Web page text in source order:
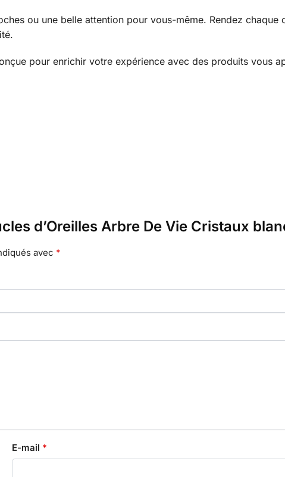
ou une belle attention pour vous-même. Rendez chaque
pour enrichir votre expérience avec des produits vous
d’Oreilles Arbre De Vie Cristaux
avec *
E-mail *